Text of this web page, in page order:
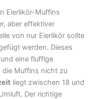
Eierlikör-Muffins
aber effektiver
von nur Eierlikör sollte
werden. Dieses
eine fluffige
die Muffins nicht zu
liegt zwischen 18 und
Der richtige